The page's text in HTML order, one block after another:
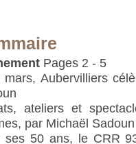
Pages 2 - 5
mars, Aubervilliers
ateliers et
par Michaël Sadoun
ses 50 ans, le CRR